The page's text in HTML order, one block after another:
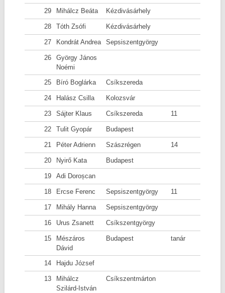
29 Mihálcz Beáta Kézdivásárhely
28 Tóth Zsófi Kézdivásárhely
27 Kondrát Andrea Sepsiszentgyörgy
26
György János
Noémi
25
Bíró Boglárka Csíkszereda
24 Halász Csilla Kolozsvár
23 Sájter Klaus Csíkszereda 11
22 Tulit Gyopár Budapest
21 Péter Adrienn Szászrégen 14
20 Nyirő Kata Budapest
19 Adi Doroșcan
18 Ercse Ferenc Sepsiszentgyörgy 11
17 Mihály Hanna Sepsiszentgyörgy
16 Urus Zsanett Csíkszentgyörgy
15
Mészáros
Dávid
Budapest tanár
14 Hajdu József
13
Mihálcz
Szilárd-István
Csíkszentmárton